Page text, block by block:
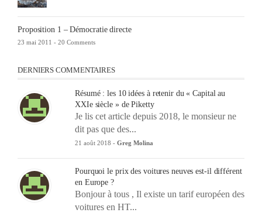
Proposition 1 – Démocratie directe
23 mai 2011 - 20 Comments
DERNIERS COMMENTAIRES
Résumé : les 10 idées à retenir du « Capital au
XXIe siècle » de Piketty
Je lis cet article depuis 2018, le monsieur ne
dit pas que des...
21 août 2018 - Greg Molina
Pourquoi le prix des voitures neuves est-il différent
en Europe ?
Bonjour à tous , Il existe un tarif européen des
voitures en HT...